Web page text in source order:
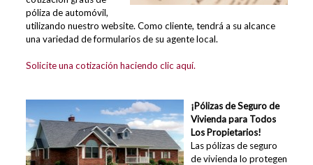
póliza de automóvil,
utilizando nuestro website. Como cliente, tendrá a su alcance
una variedad de formularios de su agente local.
Solicite una cotización haciendo clic aquí.
¡Pólizas de Seguro de
Vivienda para Todos
Los Propietarios!
Las pólizas de seguro
de vivienda lo protegen